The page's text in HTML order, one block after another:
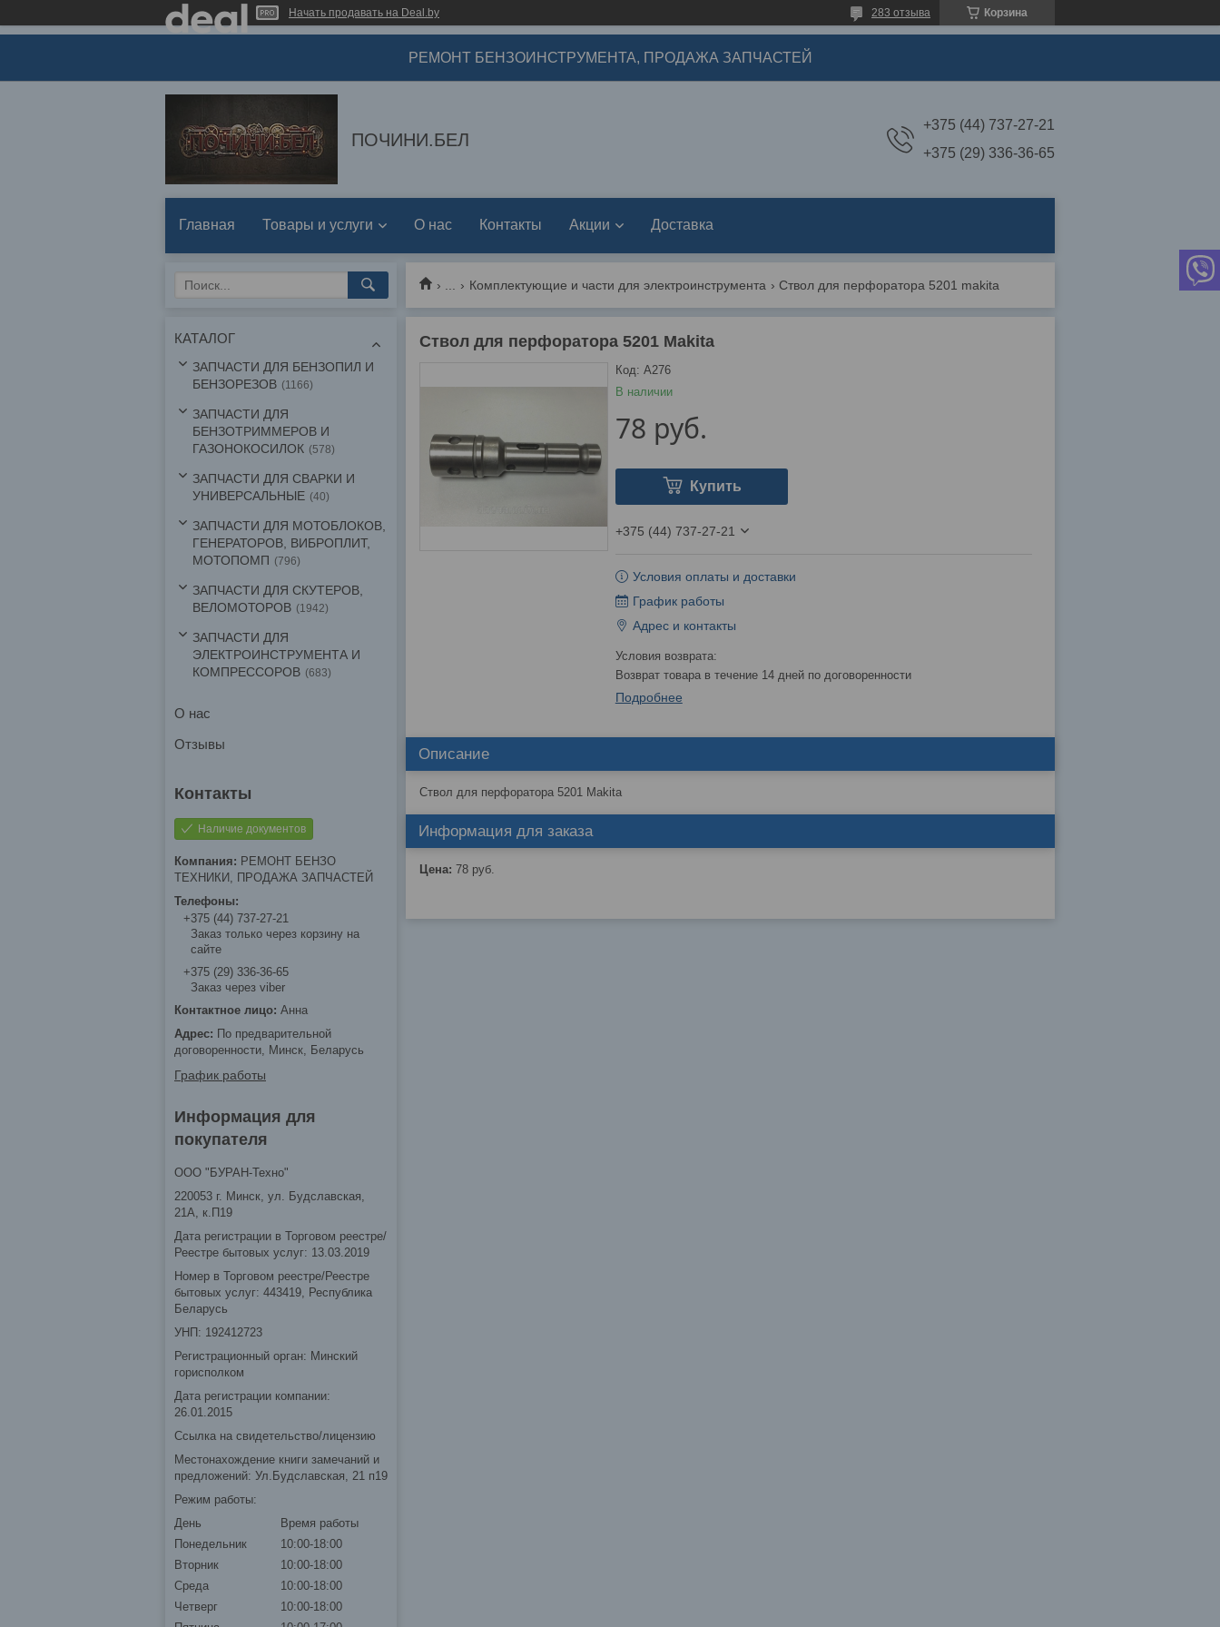
Начать продавать на Deal.by Корзина
283 отзыва
РЕМОНТ БЕНЗОИНСТРУМЕНТА, ПРОДАЖА ЗАПЧАСТЕЙ
ПОЧИНИ.БЕЛ
+375 (44) 737-27-21
+375 (29) 336-36-65
Главная Товары и услуги О нас Контакты Акции Доставка
Комплектующие и части для электроинструмента Ствол для перфоратора 5201 makita
Ствол для перфоратора 5201 Makita
В наличии
Код: А276
78 руб.
Купить
+375 (44) 737-27-21
Условия оплаты и доставки
График работы
Адрес и контакты
возврат товара в течение 14 дней по договоренности
Подробнее
Описание
Ствол для перфоратора 5201 Makita
Информация для заказа
Цена: 78 руб.
КАТАЛОГ
ЗАПЧАСТИ ДЛЯ БЕНЗОПИЛ И
БЕНЗОРЕЗОВ
1166
ЗАПЧАСТИ ДЛЯ
БЕНЗОТРИММЕРОВ И
ГАЗОНОКОСИЛОК
578
ЗАПЧАСТИ ДЛЯ СВАРКИ И
УНИВЕРСАЛЬНЫЕ
40
ЗАПЧАСТИ ДЛЯ МОТОБЛОКОВ,
ГЕНЕРАТОРОВ, ВИБРОПЛИТ,
МОТОПОМП
796
ЗАПЧАСТИ ДЛЯ СКУТЕРОВ,
ВЕЛОМОТОРОВ
1942
ЗАПЧАСТИ ДЛЯ
ЭЛЕКТРОИНСТРУМЕНТА И
КОМПРЕССОРОВ
683
О нас
Отзывы
Наличие документов
РЕМОНТ БЕНЗО
ТЕХНИКИ, ПРОДАЖА ЗАПЧАСТЕЙ
+375 (44) 737-27-21
Заказ только через корзину на
сайте
+375 (29) 336-36-65
Заказ через viber
Анна
По предварительной
договоренности, Минск, Беларусь
График работы
Информация для
покупателя
ООО "БУРАН-Техно"
220053 г. Минск, ул. Будславская,
21А, к.П19
Дата регистрации в Торговом реестре/
Реестре бытовых услуг: 13.03.2019
Номер в Торговом реестре/Реестре
бытовых услуг: 443419, Республика
Беларусь
УНП: 192412723
Регистрационный орган: Минский
горисполком
Дата регистрации компании:
26.01.2015
Ссылка на свидетельство/лицензию
Местонахождение книги замечаний и
предложений: Ул.Будславская, 21 п19
Режим работы:
День
Время работы
Понедельник
10:00-18:00
Вторник
10:00-18:00
Среда
10:00-18:00
Четверг
10:00-18:00